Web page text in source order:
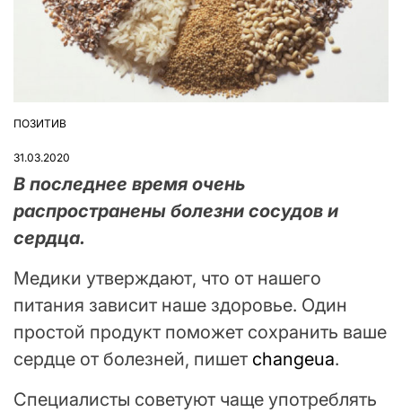
ОПУБЛІКУВАТИ
ПОЗИТИВ
31.03.2020
В последнее время очень
распространены болезни сосудов и
сердца.
Медики утверждают, что от нашего
питания зависит наше здоровье. Один
простой продукт поможет сохранить ваше
сердце от болезней, пишет changeua.
Специалисты советуют чаще употреблять